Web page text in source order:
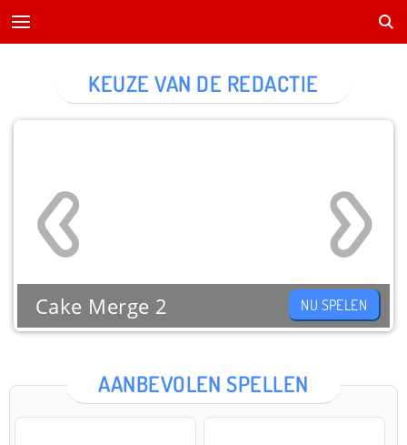
AANBEVOLEN SPELLEN
KEUZE VAN DE REDACTIE
Cake Merge 2 NU SPELEN